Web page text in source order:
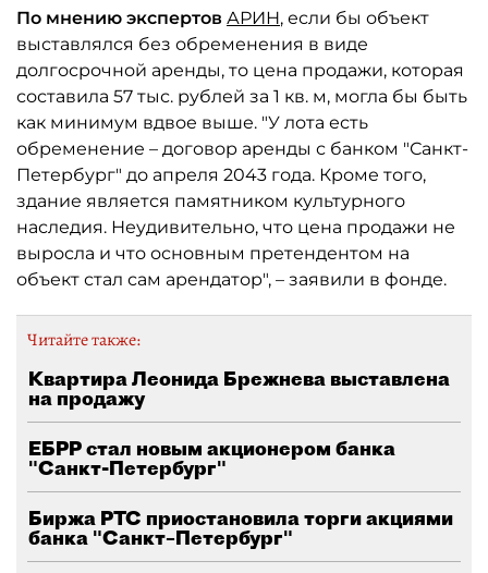
По мнению экспертов АРИН, если бы объект
выставлялся без обременения в виде
долгосрочной аренды, то цена продажи, которая
составила 57 тыс. рублей за 1 кв. м, могла бы быть
как минимум вдвое выше. "У лота есть
обременение – договор аренды с банком "Санкт-
Петербург" до апреля 2043 года. Кроме того,
здание является памятником культурного
наследия. Неудивительно, что цена продажи не
выросла и что основным претендентом на
объект стал сам арендатор", – заявили в фонде.
Читайте также:
Квартира Леонида Брежнева выставлена
на продажу
ЕБРР стал новым акционером банка
"Санкт-Петербург"
Биржа РТС приостановила торги акциями
банка "Санкт–Петербург"